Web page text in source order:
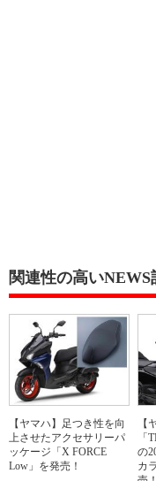
関連性の高いNEWS
【ヤマハ】足つき性を向
上させたアクセサリーパ
ッケージ「X FORCE
Low」を発売！
【
「
の
カ